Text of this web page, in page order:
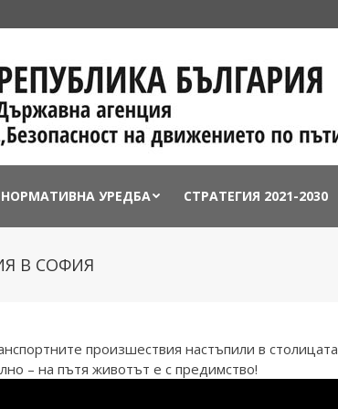
НОРМАТИВНА УРЕДБА СТРАТЕГИЯ 2021-2030
В СОФИЯ
произшествия настъпили в столицата
– на пътя животът е с предимство!